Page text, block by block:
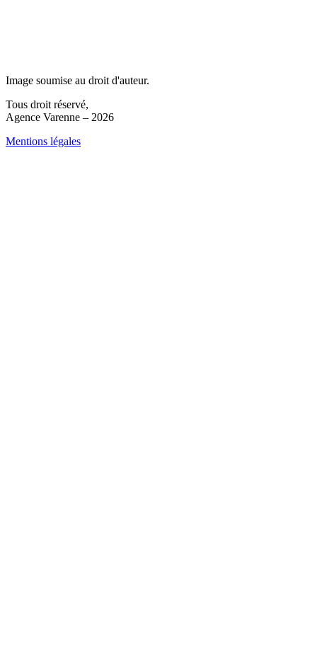
Image soumise au droit d'auteur.
Tous droit réservé,
Agence Varenne – 2026
Mentions légales